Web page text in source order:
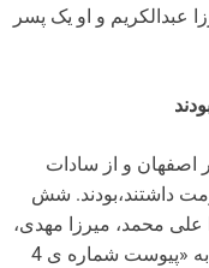
عبدالکریم و او یک پسر
اصفهان و از سادات
داشتند،بودند. شش
علی محمد، میرزا مهدی،
میرزا محمد علی و میرزا رضا.21 (بنگرید به «پیوست شماره ی 4